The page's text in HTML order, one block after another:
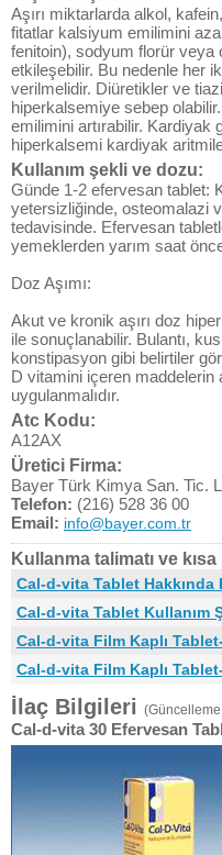
Aşırı miktarlarda alkol,
fitatlar kalsiyum emilimini
fenitoin), sodyum florür veya
etkileşebilir. Bu nedenle her
verilmelidir. Diüretikler ve
hiperkalsemiye sebep
emilimini artırabilir. Kardiyak
hiperkalsemi kardiyak
Kullanım şekli ve dozu:
Günde 1-2 efervesan tablet:
yetersizliğinde, osteomalazi
tedavisinde. Efervesan
yemeklerden yarım saat
Doz Aşımı:
Akut ve kronik aşırı doz
ile sonuçlanabilir. Bulantı,
konstipasyon gibi belirtiler
D vitamini içeren maddelerin
uygulanmalıdır.
Atc Kodu:
A12AX
Üretici Firma:
Bayer Türk Kimya San. Tic.
Telefon: (216) 528 36 00
Email: info@bayer.com.tr
Kullanma talimatı ve
Cal-d-vita Tablet Hakkında
Cal-d-vita Tablet Kullanım
Cal-d-vita Film Kaplı
Cal-d-vita Film Kaplı
İlaç Bilgileri
Cal-d-vita 30 Efervesan